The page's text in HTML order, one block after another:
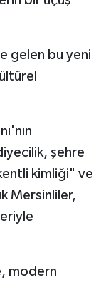
gelen bu yeni
şehre
kimliği" ve
Mersinliler,
modern